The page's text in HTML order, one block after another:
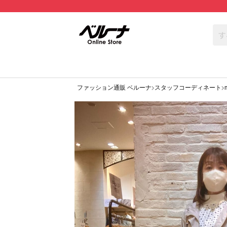
ファッション通販 ベルーナ スタッフコーディネート